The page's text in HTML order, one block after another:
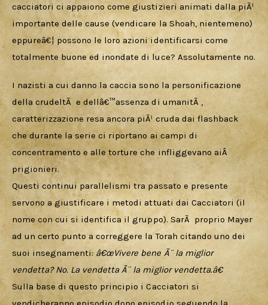
cacciatori ci appaiono come giustizieri animati dalla piÃ¹
importante delle cause (vendicare la Shoah, nientemeno)
eppureâ€¦ possono le loro azioni identificarsi come
totalmente buone ed inondate di luce? Assolutamente no.
I nazisti a cui danno la caccia sono la personificazione
della crudeltÃ  e dellâ€™assenza di umanitÃ ,
caratterizzazione resa ancora piÃ¹ cruda dai flashback
che durante la serie ci riportano ai campi di
concentramento e alle torture che infliggevano aiÂ
prigionieri.
Questi continui parallelismi tra passato e presente
servono a giustificare i metodi attuati dai Cacciatori (il
nome con cui si identifica il gruppo). SarÃ  proprio Mayer
ad un certo punto a correggere la Torah citando uno dei
suoi insegnamenti: â€œVivere bene Ã¨ la miglior
vendetta? No. La vendetta Ã¨ la miglior vendetta.â€
Sulla base di questo principio i Cacciatori si